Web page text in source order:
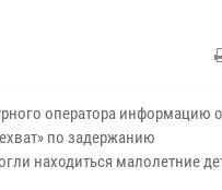
оператора информацию
по задержанию
находиться малолетние